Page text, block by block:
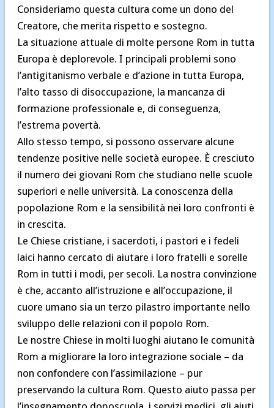
Consideriamo questa cultura come un dono del
Creatore, che merita rispetto e sostegno.
La situazione attuale di molte persone Rom in tutta
Europa è deplorevole. I principali problemi sono
l’antigitanismo verbale e d’azione in tutta Europa,
l’alto tasso di disoccupazione, la mancanza di
formazione professionale e, di conseguenza,
l’estrema povertà.
Allo stesso tempo, si possono osservare alcune
tendenze positive nelle società europee. È cresciuto
il numero dei giovani Rom che studiano nelle scuole
superiori e nelle università. La conoscenza della
popolazione Rom e la sensibilità nei loro confronti è
in crescita.
Le Chiese cristiane, i sacerdoti, i pastori e i fedeli
laici hanno cercato di aiutare i loro fratelli e sorelle
Rom in tutti i modi, per secoli. La nostra convinzione
è che, accanto all’istruzione e all’occupazione, il
cuore umano sia un terzo pilastro importante nello
sviluppo delle relazioni con il popolo Rom.
Le nostre Chiese in molti luoghi aiutano le comunità
Rom a migliorare la loro integrazione sociale – da
non confondere con l’assimilazione – pur
preservando la cultura Rom. Questo aiuto passa per